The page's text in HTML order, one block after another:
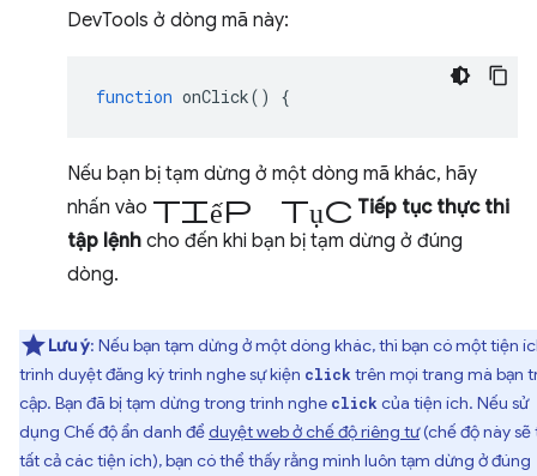
DevTools ở dòng mã này:
function onClick() {
Nếu bạn bị tạm dừng ở một dòng mã khác, hãy
nhấn vào tiếp tục Tiếp tục thực thi
tập lệnh cho đến khi bạn bị tạm dừng ở đúng
dòng.
Lưu ý: Nếu bạn tạm dừng ở một dòng khác, thì bạn có một tiện
trình duyệt đăng ký trình nghe sự kiện click trên mọi trang mà bạn
cập. Bạn đã bị tạm dừng trong trình nghe click của tiện ích. Nếu sử
dụng Chế độ ẩn danh đểduyệt web ở chế độ riêng tư(chế độ này sẽ
tất cả các tiện ích), bạn có thể thấy rằng mình luôn tạm dừng ở đúng